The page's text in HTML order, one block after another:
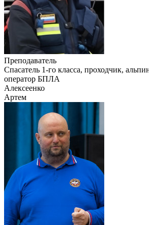
Преподаватель
Cпасатель 1-го класса, проходчик,
оператор БПЛА
Алексеенко
Артем